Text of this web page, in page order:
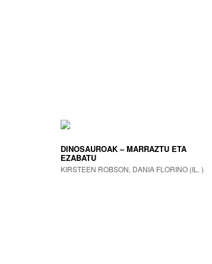
DINOSAUROAK – MARRAZTU ETA
EZABATU
KIRSTEEN ROBSON, DANIA FLORINO (IL. )